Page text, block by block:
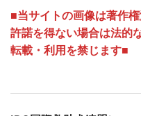
■当サイトの画像は著作
許諾を得ない場合は法的
転載・利用を禁じます■